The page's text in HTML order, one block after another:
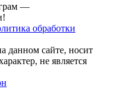
—
обработки
данном сайте, носит
не является